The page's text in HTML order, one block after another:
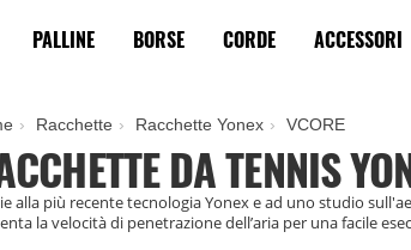
PALLINE BORSE CORDE ACCESSORI
Racchette Racchette Yonex VCORE
DA TENNIS
alla più recente tecnologia Yonex e ad uno studio
la velocità di penetrazione dell’aria per una facile